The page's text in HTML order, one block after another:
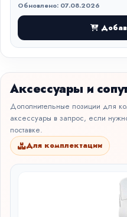
Обновлено: 07.08.2026
Аксессуары и
Дополнительные позиции для
аксессуары в запрос, если
поставке.
Для комплектации